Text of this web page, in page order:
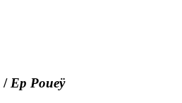
/ Ep Poueÿ